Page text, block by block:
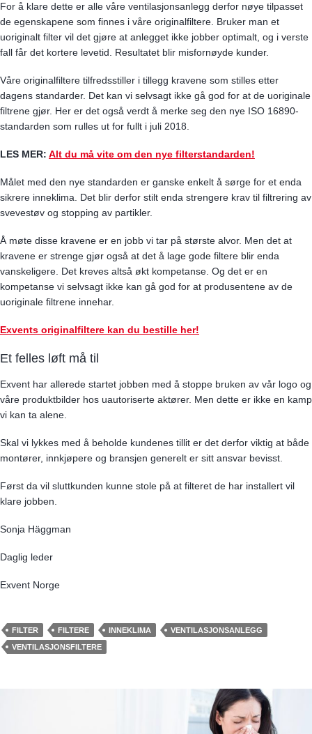
For å klare dette er alle våre ventilasjonsanlegg derfor nøye tilpasset
de egenskapene som finnes i våre originalfiltere. Bruker man et
uoriginalt filter vil det gjøre at anlegget ikke jobber optimalt, og i verste
fall får det kortere levetid. Resultatet blir misfornøyde kunder.
Våre originalfiltere tilfredsstiller i tillegg kravene som stilles etter
dagens standarder. Det kan vi selvsagt ikke gå god for at de uoriginale
filtrene gjør. Her er det også verdt å merke seg den nye ISO 16890-
standarden som rulles ut for fullt i juli 2018.
LES MER: Alt du må vite om den nye filterstandarden!
Målet med den nye standarden er ganske enkelt å sørge for et enda
sikrere inneklima. Det blir derfor stilt enda strengere krav til filtrering av
svevestøv og stopping av partikler.
Å møte disse kravene er en jobb vi tar på største alvor. Men det at
kravene er strenge gjør også at det å lage gode filtere blir enda
vanskeligere. Det kreves altså økt kompetanse. Og det er en
kompetanse vi selvsagt ikke kan gå god for at produsentene av de
uoriginale filtrene innehar.
Exvents originalfiltere kan du bestille her!
Et felles løft må til
Exvent har allerede startet jobben med å stoppe bruken av vår logo og
våre produktbilder hos uautoriserte aktører. Men dette er ikke en kamp
vi kan ta alene.
Skal vi lykkes med å beholde kundenes tillit er det derfor viktig at både
montører, innkjøpere og bransjen generelt er sitt ansvar bevisst.
Først da vil sluttkunden kunne stole på at filteret de har installert vil
klare jobben.
Sonja Häggman
Daglig leder
Exvent Norge
FILTER FILTERE INNEKLIMA
VENTILASJONSANLEGG
VENTILASJONSFILTERE